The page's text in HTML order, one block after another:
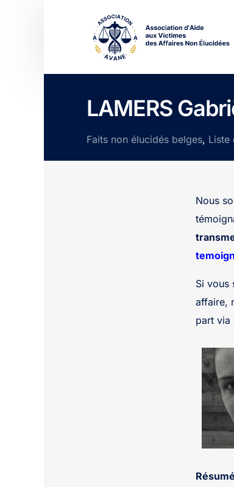
LAMERS
Faits non élucidés belges, Liste
Nous
Si vous
affaire,
part via